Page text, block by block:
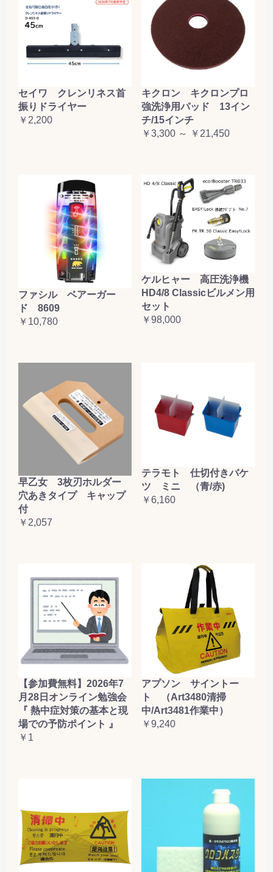
セイワ クレンリネス首
振りドライヤー
￥2,200
キクロン キクロンプロ
強洗浄用パッド 13イン
チ/15インチ
￥3,300 ～ ￥21,450
ファシル ベアーガー
ド 8609
￥10,780
ケルヒャー 高圧洗浄機
HD4/8 Classicビルメン用
セット
￥98,000
早乙女 3枚刃ホルダー
穴あきタイプ キャップ
付
￥2,057
テラモト 仕切付きバケ
ツ ミニ （青/赤)
￥6,160
【参加費無料】2026年7
月28日オンライン勉強会
『 熱中症対策の基本と現
場での予防ポイント 』
￥1
アプソン サイントー
ト （Art3480清掃
中/Art3481作業中）
￥9,240